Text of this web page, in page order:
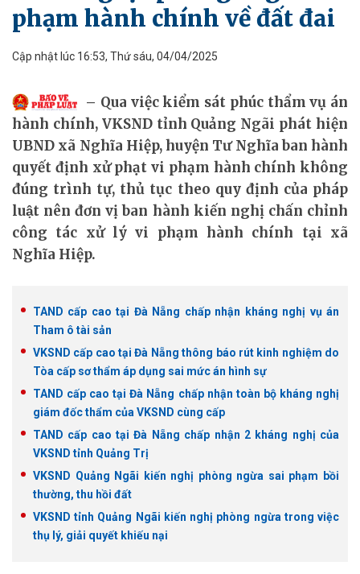
phạm hành chính về đất đai
Cập nhật lúc 16:53, Thứ sáu, 04/04/2025
Qua việc kiểm sát phúc thẩm vụ án
hành chính, VKSND tỉnh Quảng Ngãi phát hiện
UBND xã Nghĩa Hiệp, huyện Tư Nghĩa ban hành
quyết định xử phạt vi phạm hành chính không
đúng trình tự, thủ tục theo quy định của pháp
luật nên đơn vị ban hành kiến nghị chấn chỉnh
công tác xử lý vi phạm hành chính tại xã
Nghĩa Hiệp.
TAND cấp cao tại Đà Nẵng chấp nhận kháng nghị vụ án
Tham ô tài sản
VKSND cấp cao tại Đà Nẵng thông báo rút kinh nghiệm do
Tòa cấp sơ thẩm áp dụng sai mức án hình sự
TAND cấp cao tại Đà Nẵng chấp nhận toàn bộ kháng nghị
giám đốc thẩm của VKSND cùng cấp
TAND cấp cao tại Đà Nẵng chấp nhận 2 kháng nghị của
VKSND tỉnh Quảng Trị
VKSND Quảng Ngãi kiến nghị phòng ngừa sai phạm bồi
thường, thu hồi đất
VKSND tỉnh Quảng Ngãi kiến nghị phòng ngừa trong việc
thụ lý, giải quyết khiếu nại